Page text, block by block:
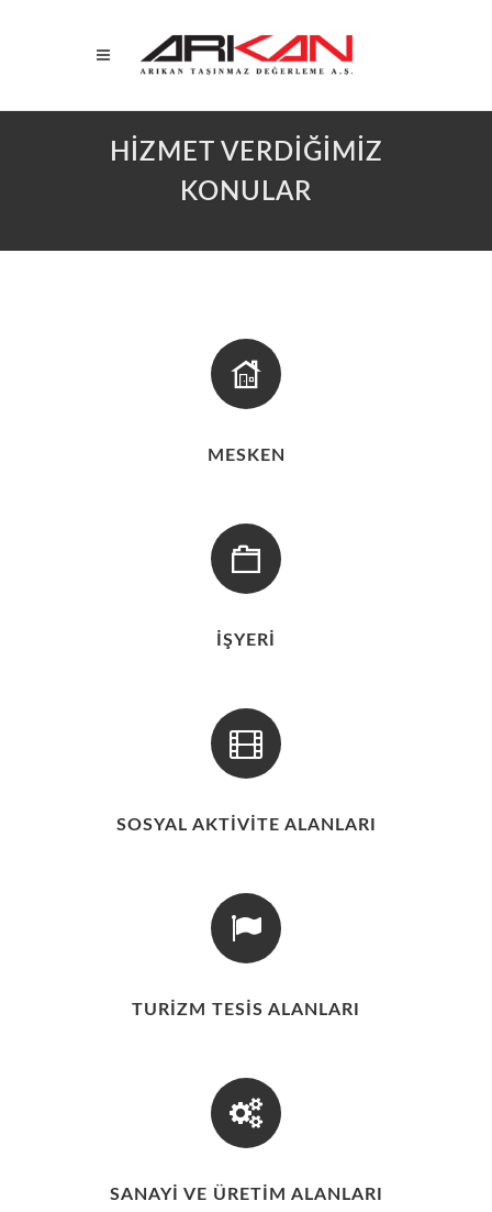
HİZMET VERDİĞİMİZ
KONULAR
MESKEN
İŞYERİ
SOSYAL AKTİVİTE ALANLARI
TURİZM TESİS ALANLARI
SANAYİ VE ÜRETİM ALANLARI